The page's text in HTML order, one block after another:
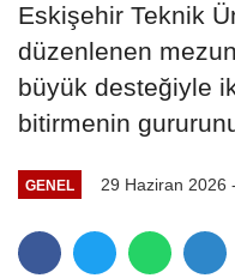
Eskişehir Teknik
düzenlenen
büyük desteğiyle
bitirmenin
GENEL 29 Haziran 2026